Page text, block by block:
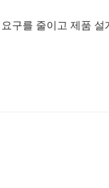
구를 줄이고 제품